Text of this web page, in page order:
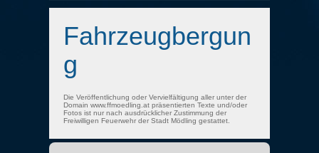
Fahrzeugbergun
g
Die Veröffentlichung oder Vervielfältigung aller unter der
Domain www.ffmoedling.at präsentierten Texte und/oder
Fotos ist nur nach ausdrücklicher Zustimmung der
Freiwilligen Feuerwehr der Stadt Mödling gestattet.